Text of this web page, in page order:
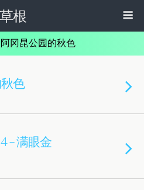
草根
冈昆公园的秋色
色
– 满眼金